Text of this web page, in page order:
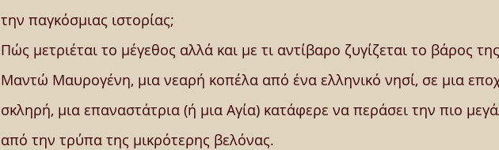
την παγκόσμιας ιστορίας;
Πώς μετριέται το μέγεθος αλλά και με τι αντίβαρο ζυγίζεται το βάρος
Μαντώ Μαυρογένη, μια νεαρή κοπέλα από ένα ελληνικό νησί, σε μια
σκληρή, μια επαναστάτρια (ή μια Αγία) κατάφερε να περάσει την πιο
από την τρύπα της μικρότερης βελόνας.